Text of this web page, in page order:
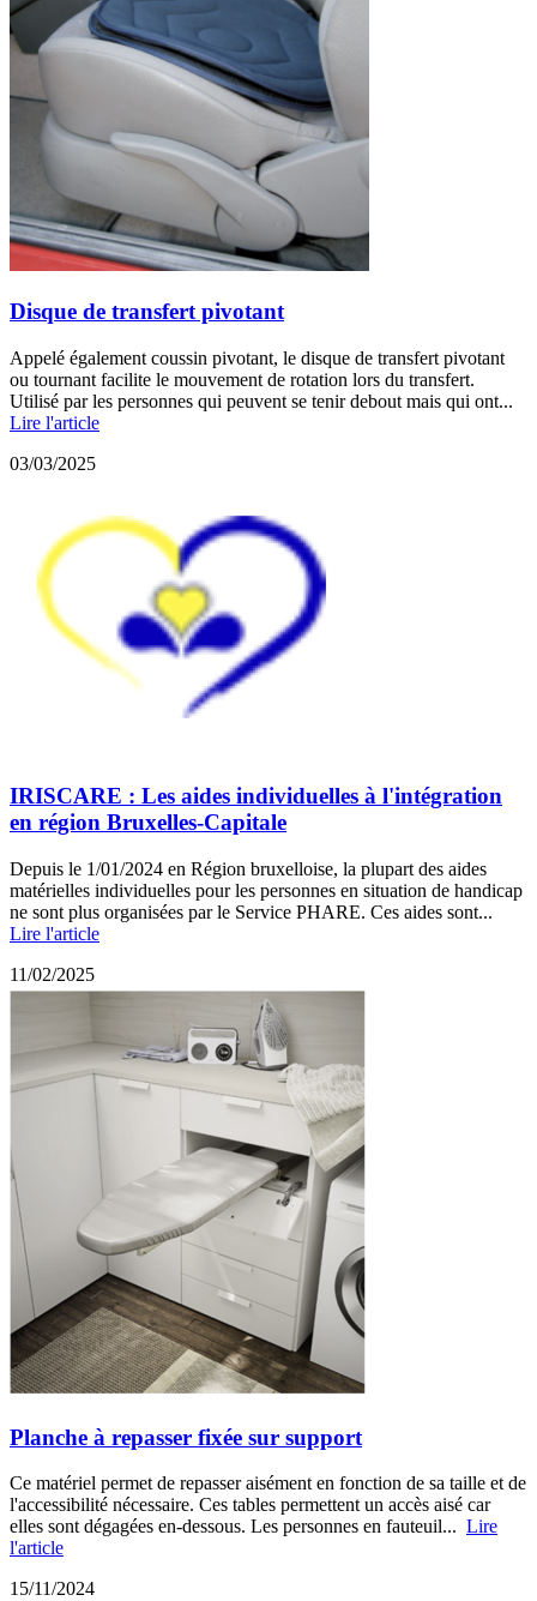
Disque de transfert pivotant
Appelé également coussin pivotant, le disque de transfert pivotant
ou tournant facilite le mouvement de rotation lors du transfert.
Utilisé par les personnes qui peuvent se tenir debout mais qui ont...
Lire l'article
03/03/2025
IRISCARE : Les aides individuelles à l'intégration
en région Bruxelles-Capitale
Depuis le 1/01/2024 en Région bruxelloise, la plupart des aides
matérielles individuelles pour les personnes en situation de handicap
ne sont plus organisées par le Service PHARE. Ces aides sont...
Lire l'article
11/02/2025
Planche à repasser fixée sur support
Ce matériel permet de repasser aisément en fonction de sa taille et de
l'accessibilité nécessaire. Ces tables permettent un accès aisé car
elles sont dégagées en-dessous. Les personnes en fauteuil... Lire
l'article
15/11/2024